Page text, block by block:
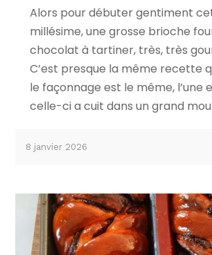
Alors pour débuter gentiment
millésime, une grosse brioche
chocolat à tartiner, très, très
C’est presque la même recette
le façonnage est le même, l’une
celle-ci a cuit dans un grand
8 janvier 2026